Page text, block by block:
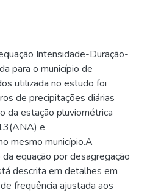
Intensidade-Duração-
para o município de
utilizada no estudo foi
de precipitações diárias
da estação pluviométrica
e
mesmo município.A
equação por desagregação
descrita em detalhes em
frequência ajustada aos